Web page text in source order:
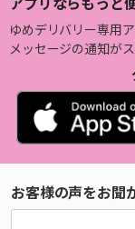
ゆめデリバリー専用ア
メッセージの通知が
お客様の声をお聞